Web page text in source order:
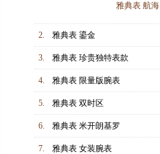
雅典表 航海
2. 雅典表 鎏金
3. 雅典表 珍贵独特表款
4. 雅典表 限量版腕表
5. 雅典表 双时区
6. 雅典表 米开朗基罗
7. 雅典表 女装腕表